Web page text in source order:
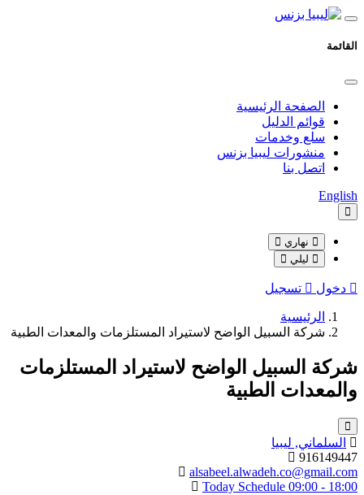
القائمة
الصفحة الرئيسية
قوائم الدليل
سلع وخدمات
منشورات ليبيا بزنس
اتصل بنا
English
نهاري
ليلي
دخول تسجيل
الرئيسية
شركة السبيل الواضح لاستيراد المستلزمات والمعدات الطبية
شركة السبيل الواضح لاستيراد المستلزمات
والمعدات الطبية
السلماني, ليبيا
916149447
alsabeel.alwadeh.co@gmail.com
Today Schedule 09:00 - 18:00